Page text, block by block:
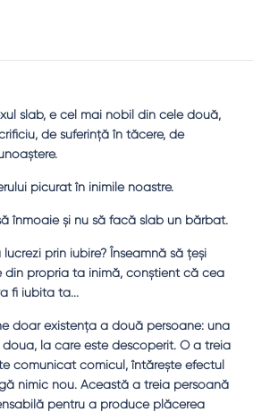
slab, e cel mai nobil din cele două,
de suferinţă în tăcere, de
picurat în inimile noastre.
înmoaie şi nu să facă slab un bărbat.
prin iubire? Înseamnă să ţeşi
din propria ta inimă, conştient că cea
fi iubita ta...
doar existenţa a două persoane: una
la care este descoperit. O a treia
comunicat comicul, întăreşte efectul
nimic nou. Această a treia persoană
pentru a produce plăcerea